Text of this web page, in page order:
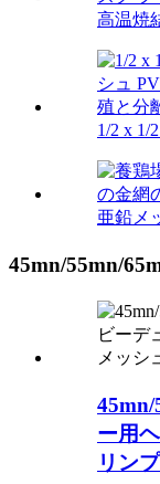
高温焼
1/2 x 1/
亜鉛メ
45mn/55mn/
45mn/
ー用
リン